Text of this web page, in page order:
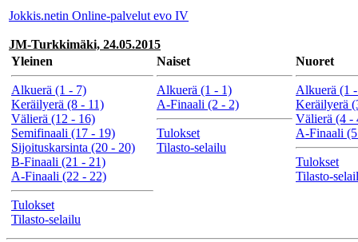
Jokkis.netin Online-palvelut evo IV
JM-Turkkimäki, 24.05.2015
Yleinen
Alkuerä (1 - 7)
Keräilyerä (8 - 11)
Välierä (12 - 16)
Semifinaali (17 - 19)
Sijoituskarsinta (20 - 20)
B-Finaali (21 - 21)
A-Finaali (22 - 22)
Tulokset
Tilasto-selailu
Naiset
Alkuerä (1 - 1)
A-Finaali (2 - 2)
Tulokset
Tilasto-selailu
Nuoret
Alkuerä (1
Keräilyerä
Välierä (4 -
A-Finaali
Tulokset
Tilasto-